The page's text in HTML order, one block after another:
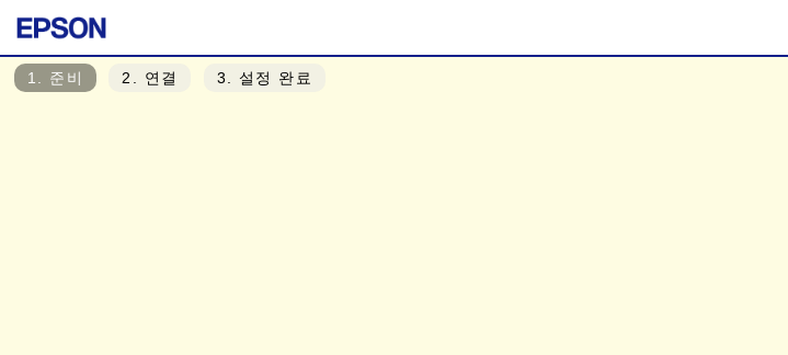
1 . 준비 2 . 연결 3 . 설정 완료